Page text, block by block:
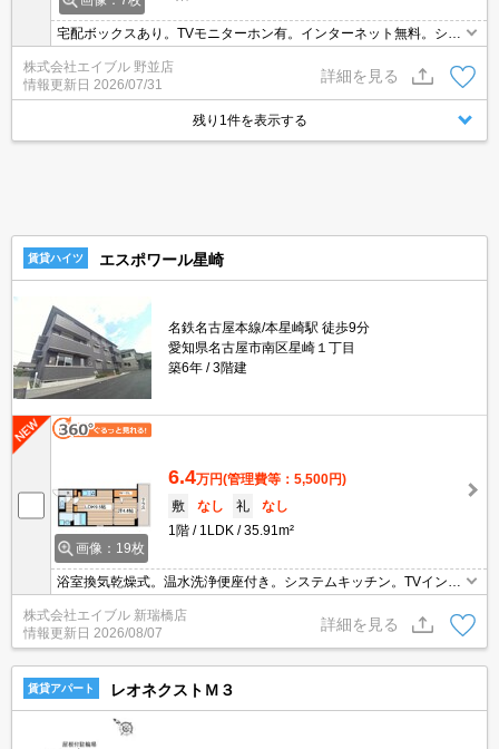
宅配ボックスあり。TVモニターホン有。インターネット無料。シス
テムキッチン。床下収納付き。室内物干しあり。追い焚き機能付き
バス。セブンイレブンへ400m。郵便局へ550m。
株式会社エイブル 野並店
情報更新日 2026/07/31
詳細を見る
残り1件を表示する
賃貸ハイツ エスポワール星崎
名鉄名古屋本線/本星崎駅 徒歩9分
愛知県名古屋市南区星崎１丁目
築6年
3階建
画像：19枚
6.4万円(管理費等：5,500円)
敷
なし 礼
なし
1階
1LDK 35.91m²
浴室換気乾燥式。温水洗浄便座付き。システムキッチン。TVインタ
株式会社エイブル 新瑞橋店
情報更新日 2026/08/07
詳細を見る
賃貸アパート レオネクストＭ３